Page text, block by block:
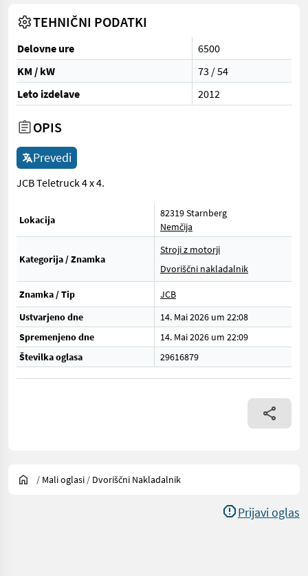
TEHNIČNI PODATKI
Delovne ure
6500
KM / kW
73 / 54
Leto izdelave
2012
OPIS
Prevedi
JCB Teletruck 4 x 4.
Lokacija
82319 Starnberg
Nemčija
Kategorija / Znamka
Stroji z motorji
Dvoriščni nakladalnik
Znamka / Tip
JCB
Ustvarjeno dne
14. Mai 2026 um 22:08
Spremenjeno dne
14. Mai 2026 um 22:09
Številka oglasa
29616879
/ Mali oglasi / Dvoriščni Nakladalnik
Prijavi oglas